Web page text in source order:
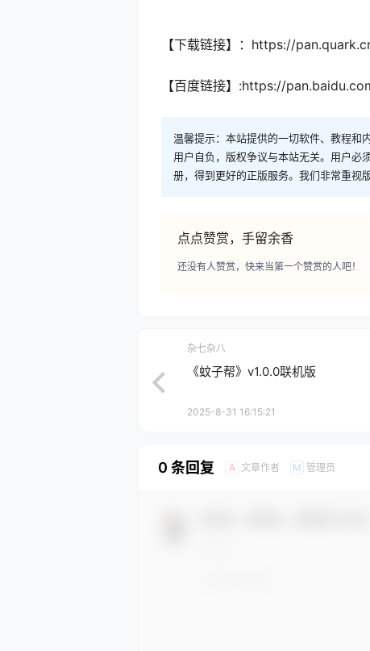
【下载链接】：https://
【百度链接】:https://
温馨提示：本站提供的一切软件、教程和
用户自负，版权争议与本站无关。用户必
册，得到更好的正版服务。我们非常重视
点点赞赏，手留余香
还没有人赞赏，快来当第一个赞赏的人吧！
杂七杂八
《蚊子帮》v1.0.0联机版
2025-8-31 16:15:21
0 条回复 A 文章作者 M 管理员